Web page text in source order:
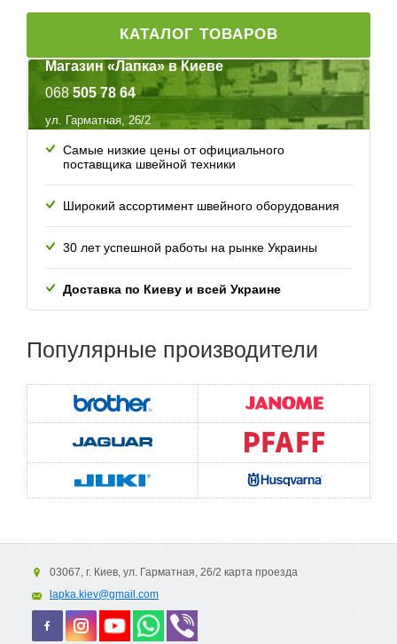
КАТАЛОГ ТОВАРОВ
Магазин «Лапка» в Киеве
068 505 78 64
ул. Гарматная, 26/2
Самые низкие цены от официального
поставщика швейной техники
Широкий ассортимент швейного оборудования
30 лет успешной работы на рынке Украины
Доставка по Киеву и всей Украине
Популярные производители
03067, г. Киев, ул. Гарматная, 26/2 карта проезда
lapka.kiev@gmail.com